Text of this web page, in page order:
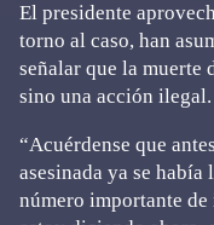
El presidente
torno al caso, han
señalar que la muerte
sino una acción ilegal.
“Acuérdense que
asesinada ya se
número importante de